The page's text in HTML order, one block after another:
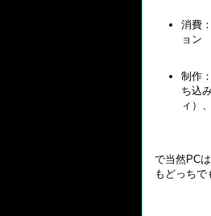
消費
ョン
制作
ち込
ィ）
で当然PC
もどっち